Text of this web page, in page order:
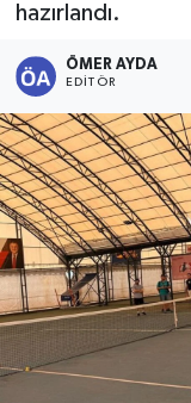
hazırlandı.
ÖMER AYDA
EDITÖR
Eğitim
Kültür -
Siyaset
Spor
Teknoloji
Yazarlar
Son Dakika
Haber Arşivi